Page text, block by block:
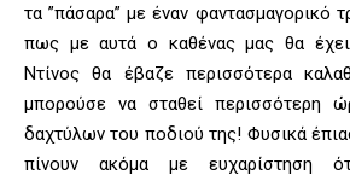
τα ”πάσαρα” με έναν φαντασμαγορικό
πως με αυτά ο καθένας μας θα
Ντίνος θα έβαζε περισσότερα
μπορούσε να σταθεί περισσότερη
δαχτύλων του ποδιού της! Φυσικά
πίνουν ακόμα με ευχαρίστηση